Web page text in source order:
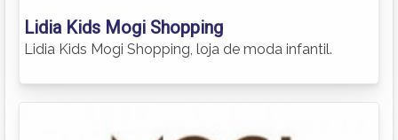
Lidia Kids Mogi Shopping
Lidia Kids Mogi Shopping, loja de moda infantil.